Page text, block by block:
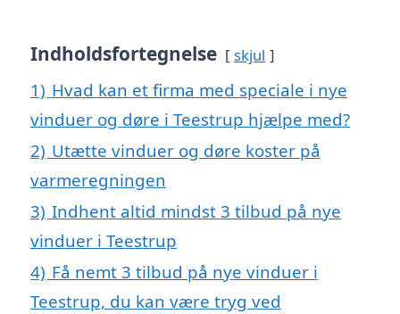
Indholdsfortegnelse skjul
1) Hvad kan et firma med speciale i nye
vinduer og døre i Teestrup hjælpe med?
2) Utætte vinduer og døre koster på
varmeregningen
3) Indhent altid mindst 3 tilbud på nye
vinduer i Teestrup
4) Få nemt 3 tilbud på nye vinduer i
Teestrup, du kan være tryg ved